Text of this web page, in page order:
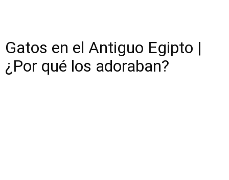
Gatos en el Antiguo Egipto |
¿Por qué los adoraban?